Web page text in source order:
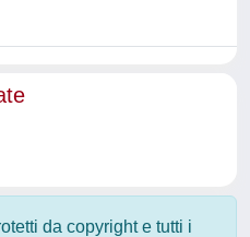
da copyright e tutti i